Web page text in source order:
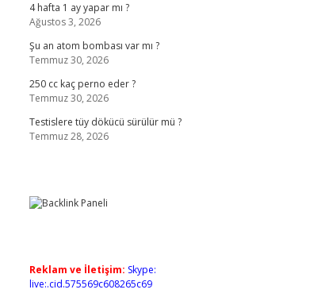
4 hafta 1 ay yapar mı ?
Ağustos 3, 2026
Şu an atom bombası var mı ?
Temmuz 30, 2026
250 cc kaç perno eder ?
Temmuz 30, 2026
Testislere tüy dökücü sürülür mü ?
Temmuz 28, 2026
Reklam ve İletişim: Skype:
live:.cid.575569c608265c69